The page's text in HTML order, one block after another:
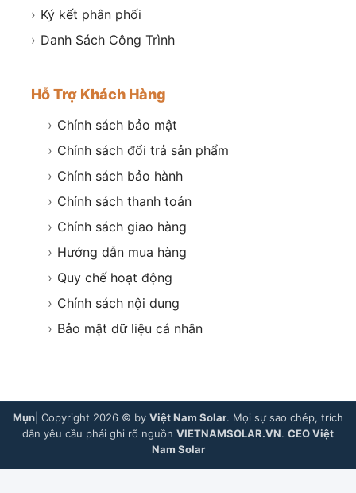
› Ký kết phân phối
› Danh Sách Công Trình
Hỗ Trợ Khách Hàng
› Chính sách bảo mật
› Chính sách đổi trả sản phẩm
› Chính sách bảo hành
› Chính sách thanh toán
› Chính sách giao hàng
› Hướng dẫn mua hàng
› Quy chế hoạt động
› Chính sách nội dung
› Bảo mật dữ liệu cá nhân
Mụn | Copyright 2026 © by Việt Nam Solar. Mọi sự sao chép, trích
dẫn yêu cầu phải ghi rõ nguồn VIETNAMSOLAR.VN. CEO Việt
Nam Solar